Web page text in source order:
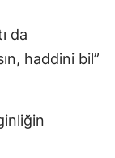
da
haddini bil”